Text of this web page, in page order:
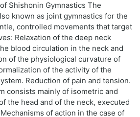
Shishonin Gymnastics The
known as joint gymnastics for the
controlled movements that target
Relaxation of the deep neck
blood circulation in the neck and
of the physiological curvature of
of the activity of the
Reduction of pain and tension.
consists mainly of isometric and
the head and of the neck, executed
of action in the case of